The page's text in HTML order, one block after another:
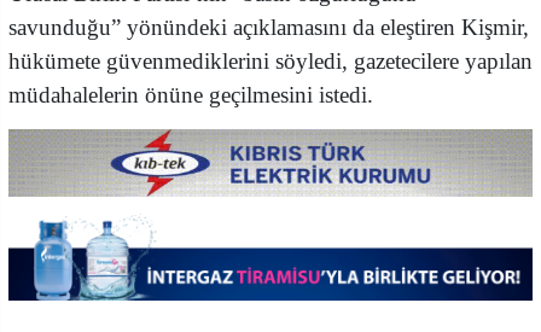
savunduğu” yönündeki açıklamasını da eleştiren Kişmir,
hükümete güvenmediklerini söyledi, gazetecilere yapılan
müdahalelerin önüne geçilmesini istedi.